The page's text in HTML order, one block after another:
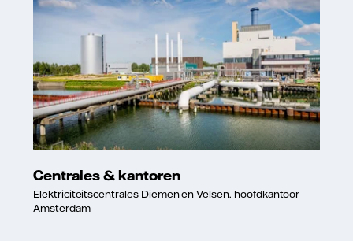
Centrales & kantoren
Elektriciteitscentrales Diemen en Velsen, hoofdkantoor
Amsterdam